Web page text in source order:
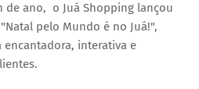
de ano, o Juá Shopping lançou
pelo Mundo é no Juá!",
interativa e